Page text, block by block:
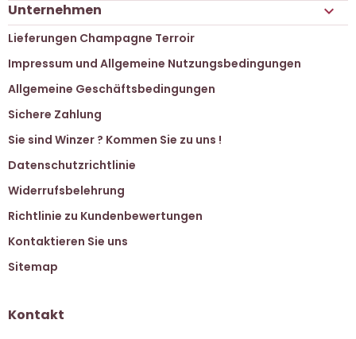
Unternehmen 
Lieferungen Champagne Terroir
Impressum und Allgemeine Nutzungsbedingungen
Allgemeine Geschäftsbedingungen
Sichere Zahlung
Sie sind Winzer ? Kommen Sie zu uns !
Datenschutzrichtlinie
Widerrufsbelehrung
Richtlinie zu Kundenbewertungen
Kontaktieren Sie uns
Sitemap
Kontakt